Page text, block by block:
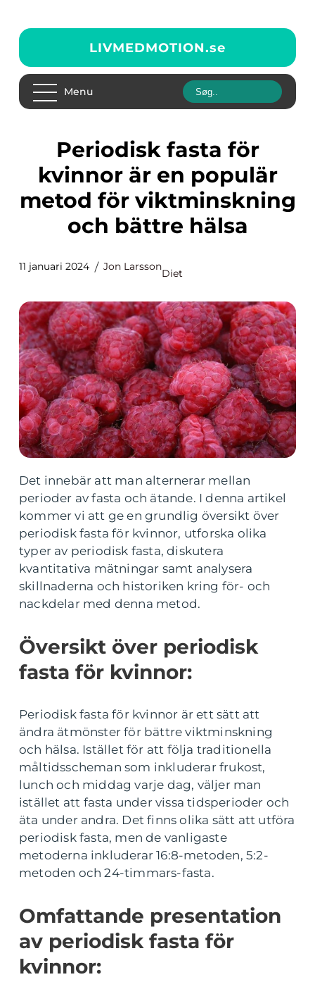
LIVMEDMOTION.se
Menu
Periodisk fasta för
kvinnor är en populär
metod för viktminskning
och bättre hälsa
11 januari 2024 Jon Larsson
Diet
Det innebär att man alternerar mellan
perioder av fasta och ätande. I denna artikel
kommer vi att ge en grundlig översikt över
periodisk fasta för kvinnor, utforska olika
typer av periodisk fasta, diskutera
kvantitativa mätningar samt analysera
skillnaderna och historiken kring för- och
nackdelar med denna metod.
Översikt över periodisk
fasta för kvinnor:
Periodisk fasta för kvinnor är ett sätt att
ändra ätmönster för bättre viktminskning
och hälsa. Istället för att följa traditionella
måltidsscheman som inkluderar frukost,
lunch och middag varje dag, väljer man
istället att fasta under vissa tidsperioder och
äta under andra. Det finns olika sätt att utföra
periodisk fasta, men de vanligaste
metoderna inkluderar 16:8-metoden, 5:2-
metoden och 24-timmars-fasta.
Omfattande presentation
av periodisk fasta för
kvinnor: